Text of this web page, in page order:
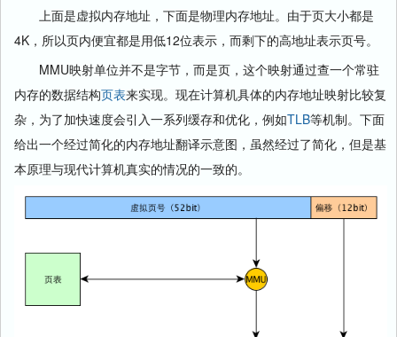
上面是虚拟内存地址，下面是物理内存地址。由于页大小都是
4K，所以页内便宜都是用低12位表示，而剩下的高地址表示页号。
MMU映射单位并不是字节，而是页，这个映射通过查一个常驻
内存的数据结构页表来实现。现在计算机具体的内存地址映射比较复
杂，为了加快速度会引入一系列缓存和优化，例如TLB等机制。下面
给出一个经过简化的内存地址翻译示意图，虽然经过了简化，但是基
本原理与现代计算机真实的情况的一致的。